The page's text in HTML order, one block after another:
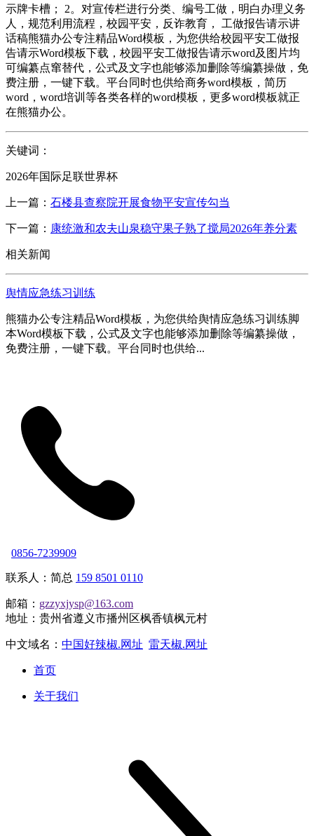
示牌卡槽； 2。对宣传栏进行分类、编号工做，明白办理义务
人，规范利用流程，校园平安，反诈教育， 工做报告请示讲
话稿熊猫办公专注精品Word模板，为您供给校园平安工做报
告请示Word模板下载，校园平安工做报告请示word及图片均
可编纂点窜替代，公式及文字也能够添加删除等编纂操做，免
费注册，一键下载。平台同时也供给商务word模板，简历
word，word培训等各类各样的word模板，更多word模板就正
在熊猫办公。
关键词：
2026年国际足联世界杯
上一篇： 石楼县查察院开展食物平安宣传勾当
下一篇： 康统激和农夫山泉稳守果子熟了搅局2026年养分素
相关新闻
舆情应急练习训练
熊猫办公专注精品Word模板，为您供给舆情应急练习训练脚
本Word模板下载，公式及文字也能够添加删除等编纂操做，
免费注册，一键下载。平台同时也供给...
0856-7239909
联系人：简总 159 8501 0110
邮箱： gzzyxjysp@163.com
地址：贵州省遵义市播州区枫香镇枫元村
中文域名： 中国好辣椒.网址 雷天椒.网址
首页
关于我们